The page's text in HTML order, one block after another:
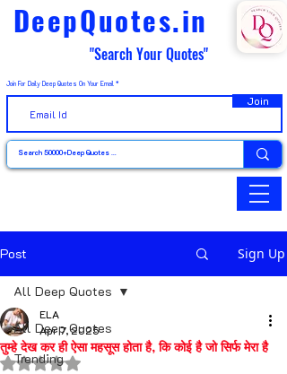
DeepQuotes.in
"Search Your Quotes"
Join For Daily Deep Quotes On Your Email
Join
Post Sign Up
All Deep Quotes
Trending
All Deep Quotes
तुम्हे देख कर ही ऐसा महसूस होता है, कि कोई है जो सिर्फ मेरा है
ELA
Apr 7, 2025
Rated NaN out of 5 stars.